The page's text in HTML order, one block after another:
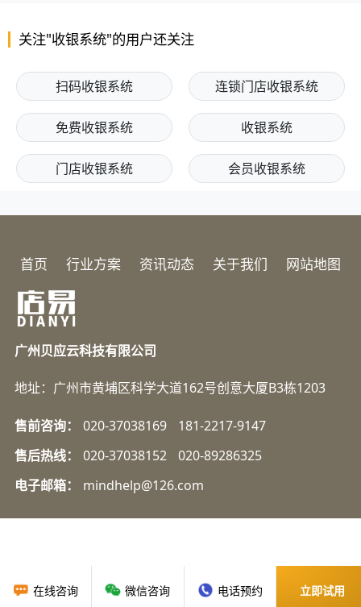
关注"收银系统"的用户还关注
扫码收银系统 连锁门店收银系统
免费收银系统 收银系统
门店收银系统 会员收银系统
在线咨询 微信咨询 电话预约 立即试用
首页 行业方案 资讯动态 关于我们 网站地图
广州贝应云科技有限公司
地址：广州市黄埔区科学大道162号创意大厦B3栋1203
售前咨询： 020-37038169
181-2217-9147
售后热线：
020-37038152
020-89286325
电子邮箱：
mindhelp@126.com